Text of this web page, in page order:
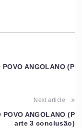
POVO ANGOLANO (P
Next article
POVO ANGOLANO (P
arte 3 conclusão)